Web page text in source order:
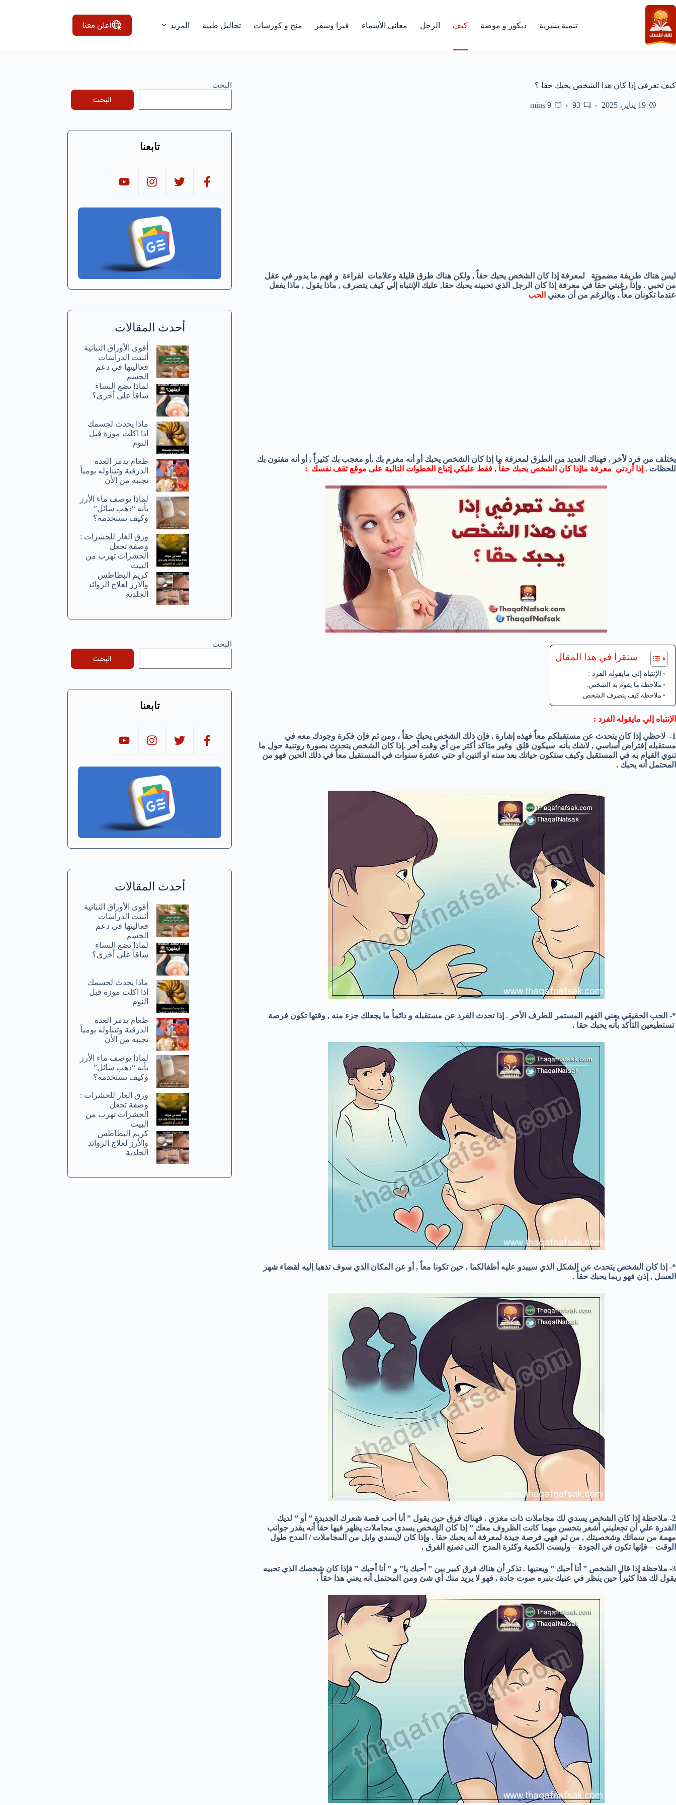
التجاوز
إلى
المحتوى
تنمية بشرية ديكور و موضة كيف الرجل معاني الأسماء فيزا وسفر منح و كورسات تحاليل طبية المزيد أعلن معنا
كيف تعرفي إذا كان هذا الشخص يحبك حقا ؟
19 يناير، 2025 93
9 mins
ليس هناك طريقة مضمونة لمعرفة إذا كان الشخص يحبك حقاٌ , ولكن هناك طرق قليلة وعلامات لقراءة و فهم ما يدور في عقل
من تحبي . وإذا رغبتي حقاٌ في معرفة إذا كان الرجل الذي تحبينه يحبك حقا, عليك الإنتباه إلي كيف يتصرف , ماذا يقول , ماذا يفعل
عندما تكونان معاٌ . وبالرغم من أن معني الحب
يختلف من فرد لأخر , فهناك العديد من الطرق لمعرفة ما إذا كان الشخص يحبك أو أنه مغرم بك ,أو معجب بك كثيراٌ , أو أنه مفتون بك
للحظات . إذا أردتي معرفة ماإذا كان الشخص يحبك حقاٌ , فقط عليكي إتباع الخطوات التالية على موقع ثقف نفسك :
ستقرأ في هذا المقال
الإنتباه إلي مايقوله الفرد :
ملاحظة ما يقوم به الشخص:
ملاحظة كيف يتصرف الشخص
الإنتباه إلي مايقوله الفرد :
1- لاحظي إذا كان يتحدث عن مستقبلكم معاٌ فهذه إشارة . فإن ذلك الشخص يحبك حقاٌ ، ومن ثم فإن فكرة وجودك معه في
مستقبله إفتراض أساسي , لاشك بأنه سيكون قلق وغير متاكد أكتر من أي وقت أخر .إذا كان الشخص يتحدث بصورة روتنية حول ما
تنوي القيام به في المستقبل وكيف ستكون حياتك بعد سنه او اثنين او حتي عشرة سنوات في المستقبل معاٌ في ذلك الحين فهو من
المحتمل أنه يحبك .
*- الحب الحقيقي يعني الفهم المستمر للطرف الأخر . إذا تحدث الفرد عن مستقبله و دائماٌ ما يجعلك جزء منه , وقتها تكون فرصة
تستطيعين التأكد بأنه يحبك حقا .
*- إذا كان الشخص يتحدث عن الشكل الذي سيبدو عليه أطفالكما , حين تكونا معاٌ , أو عن المكان الذي سوف تذهبا إليه لقضاء شهر
العسل , إذن فهو ربما يحبك حقاٌ .
2- ملاحظة إذا كان الشخص يسدي لك مجاملات ذات مغزي . فهناك فرق حين يقول ” أنا أحب قصة شعرك الجديدة ” أو ” لديك
القدرة علي أن تجعليني أشعر بتحسن مهما كانت الظروف معك ” إذا كان الشخص يسدي مجاملات يظهر فيها حقاٌ أنه يقدر جوانب
مهمة من سماتك وشخصيتك , من ثم فهي فرصة جيدة لمعرفة أنه يحبك حقاٌ . وإذا كان لايسدي وابل من المجاملات / المدح طول
الوقت – فإنها تكون في الجودة – وليست الكمية وكثرة المدح التى تصنع الفرق .
3- ملاحظة إذا قال الشخص ” أنا أحبك ” ويعنيها . تذكر أن هناك فرق كبير بين ” أحبك يا” و ” أنا أحبك ” فإذا كان شخصك الذي تحبيه
يقول لك هذا كثيراٌ حين ينظر في عنيك بنبره صوت جادة , فهو لا يريد منك أي شئ ومن المحتمل أنه يعني هذا حقاٌ .
البحث
البحث
تابعنا
أحدث المقالات
أقوى الأوراق النباتية
أثبتت الدراسات
فعاليتها في دعم
الجسم
لماذا تضع النساء
ساقاً على أخرى؟
ماذا يحدث لجسمك
اذا اكلت موزة قبل
النوم
طعام يدمر الغدة
الدرقية وتتناوله يومياً
تجنبه من الأن
لماذا يوصف ماء الأرز
بأنه “ذهب سائل”
وكيف تستخدمه؟
ورق الغار للحشرات :
وصفة تجعل
الحشرات تهرب من
البيت
كريم البطاطس
والأرز لعلاج الزوائد
الجلدية
البحث
البحث
تابعنا
أحدث المقالات
أقوى الأوراق النباتية
أثبتت الدراسات
فعاليتها في دعم
الجسم
لماذا تضع النساء
ساقاً على أخرى؟
ماذا يحدث لجسمك
اذا اكلت موزة قبل
النوم
طعام يدمر الغدة
الدرقية وتتناوله يومياً
تجنبه من الأن
لماذا يوصف ماء الأرز
بأنه “ذهب سائل”
وكيف تستخدمه؟
ورق الغار للحشرات :
وصفة تجعل
الحشرات تهرب من
البيت
كريم البطاطس
والأرز لعلاج الزوائد
الجلدية